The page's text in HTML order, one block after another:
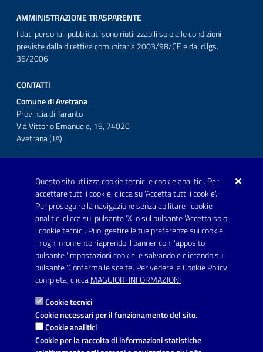
Questo sito utilizza cookie tecnici e cookie analitici. Per
accettare tutti i cookie, clicca su 'Accetta tutti i cookie'.
Per proseguire la navigazione senza abilitare i cookie
analitici clicca sul pulsante 'X' o sul pulsante 'Accetta solo
i cookie tecnici'. Puoi gestire le tue preferenze sui cookie
in ogni momento riaprendo il banner con l'apposito
pulsante 'Impostazioni cookie' e salvandole cliccando sul
pulsante 'Conferma le scelte'. Per vedere la Cookie Policy
completa, cliccaMAGGIORI INFORMAZIONI
Cookie tecnici
Cookie necessari per il funzionamento del sito.
Cookie analitici
Cookie per la raccolta di informazioni statistiche
AMMINISTRAZIONE TRASPARENTE
I dati personali pubblicati sono riutilizzabili solo alle condizioni
previste dalla direttiva comunitaria 2003/98/CE e dal d.lgs.
36/2006
CONTATTI
Comune di Avetrana
Provincia di Taranto
Via Vittorio Emanuele, 19, 74020
Avetrana (TA)
Telefono: 0999707766
Fax: 0999704336
Posta Elettronica Certificata:
prot.comune.avetrana@pec.rupar.puglia.it
Link utili
Informativa privacy
Dichiarazione di accessibilità
Note legali